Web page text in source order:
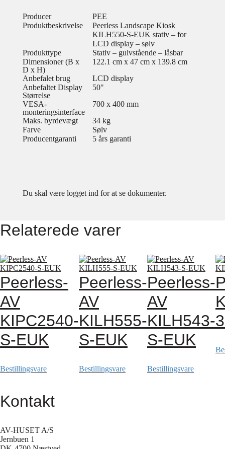
Producer
PEE
Produktbeskrivelse
Peerless Landscape Kiosk
KILH550-S-EUK stativ – for
LCD display – sølv
Produkttype
Stativ – gulvstående – låsbar
Dimensioner (B x
D x H)
122.1 cm x 47 cm x 139.8 cm
Anbefalet brug
LCD display
Anbefaltet Display
Størrelse
50"
VESA-
monteringsinterface
700 x 400 mm
Maks. byrdevægt
34 kg
Farve
Sølv
Producentgaranti
5 års garanti
Du skal være logget ind for at se dokumenter.
Relaterede varer
Peerless-
AV
KIPC2540-
S-EUK
Bestillingsvare
Peerless-
AV
KILH555-
S-EUK
Bestillingsvare
Peerless-
AV
KILH543-
S-EUK
Bestillingsvare
Kontakt
AV-HUSET A/S
Jernbuen 1